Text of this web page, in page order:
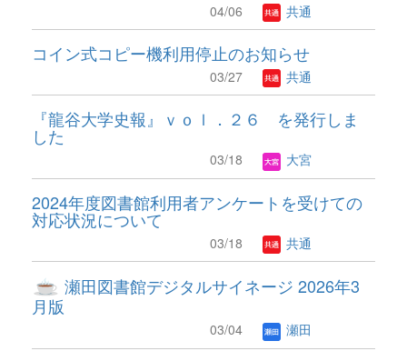
04/06 共通
コイン式コピー機利用停止のお知らせ
03/27 共通
『龍谷大学史報』ｖｏｌ．２６ を発行しま
した
03/18 大宮
2024年度図書館利用者アンケートを受けての
対応状況について
03/18 共通
瀬田図書館デジタルサイネージ 2026年3
月版
03/04 瀬田